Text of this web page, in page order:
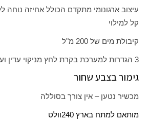
עיצוב ארגונומי מתקדם הכולל אחיזה
קל למילוי
קיבולת מים של 200 מ"ל
3 הגדרות למערכת בקרת לחץ מניקוי עדין ועד ניקוי עמוק
גימור בצבע שחור
מכשיר נטען – אין צורך בסוללה
מותאם למתח בארץ 240 וולט